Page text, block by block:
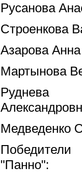
Русанова
Строенкова
Азарова
Мартынова
Медведенко
"Панно":